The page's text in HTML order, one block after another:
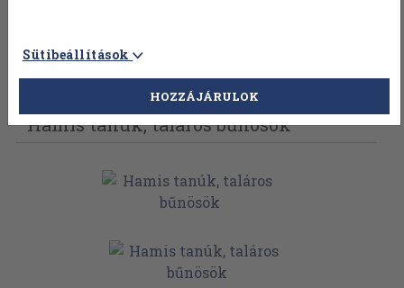
Vissza az előző oldalra Válasszon példányt
Hamis tanúk, taláros bűnösök
Sütibeállítások
HOZZÁJÁRULOK